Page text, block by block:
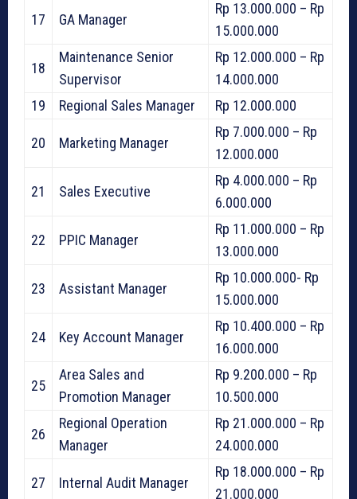
17 GA Manager
Rp 13.000.000 – Rp
15.000.000
18
Maintenance Senior
Supervisor
Rp 12.000.000 – Rp
14.000.000
19
Regional Sales Manager Rp 12.000.000
20 Marketing Manager
Rp 7.000.000 – Rp
12.000.000
21 Sales Executive
Rp 4.000.000 – Rp
6.000.000
22 PPIC Manager
Rp 11.000.000 – Rp
13.000.000
23 Assistant Manager
Rp 10.000.000- Rp
15.000.000
24 Key Account Manager
Rp 10.400.000 – Rp
16.000.000
25
Area Sales and
Promotion Manager
Rp 9.200.000 – Rp
10.500.000
26
Regional Operation
Manager
Rp 21.000.000 – Rp
24.000.000
27 Internal Audit Manager
Rp 18.000.000 – Rp
21.000.000